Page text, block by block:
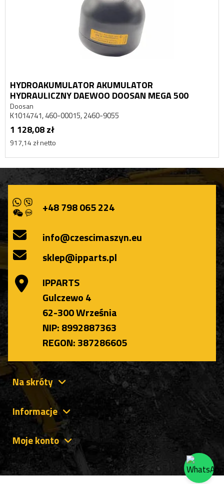
HYDROAKUMULATOR AKUMULATOR
HYDRAULICZNY DAEWOO DOOSAN MEGA 500
Doosan
K1014741, 460-00015, 2460-9055
1 128,08 zł
917,14 zł netto
+48 798 065 224
info@czescimaszyn.eu
sklep@ipparts.pl
IPPARTS
Gulczewo 4
62-300 Września
NIP: 8992887363
REGON: 387286605
Na skróty
Informacje
Moje konto